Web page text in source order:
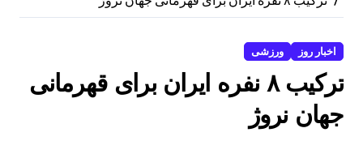
اخبار روز ورزشی
ترکیب ۸ نفره ایران برای قهرمانی
جهان نروژ